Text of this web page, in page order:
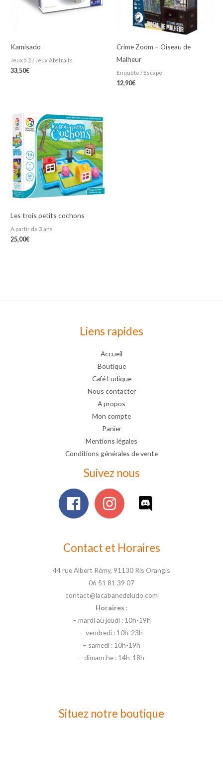
Kamisado
Jeux à 2 / Jeux Abstraits
33,50€
Crime Zoom – Oiseau de
Malheur
Enquête / Escape
12,90€
Les trois petits cochons
A partir de 3 ans
25,00€
Liens rapides
Accueil
Boutique
Café Ludique
Nous contacter
A propos
Mon compte
Panier
Mentions légales
Conditions générales de vente
Suivez nous
Contact et Horaires
44 rue Albert Rémy, 91130 Ris Orangis
06 51 81 39 07
contact@lacabanedeludo.com
Horaires :
– mardi au jeudi : 10h-19h
– vendredi : 10h-23h
– samedi : 10h-19h
– dimanche : 14h-18h
Situez notre boutique